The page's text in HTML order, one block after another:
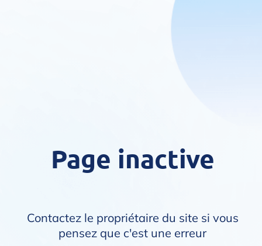
Page inactive
Contactez le propriétaire du site si vous
pensez que c'est une erreur